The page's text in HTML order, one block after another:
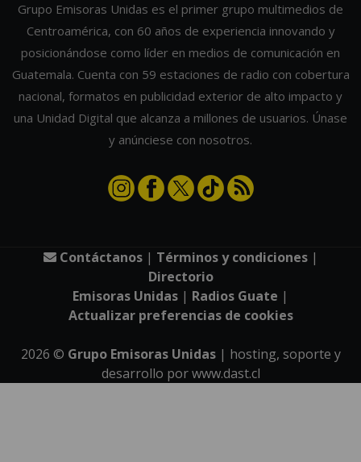
Grupo Emisoras Unidas es el primer grupo multimedios de
Centroamérica, con 60 años de experiencia innovando y
posicionándose como líder en medios de comunicación en
Guatemala. Cuenta con 59 estaciones de radio con cobertura
nacional, formatos en publicidad exterior de alto impacto y
una Unidad Digital que alcanza a millones de usuarios. Únase
y anúnciese con nosotros.
Contáctanos| Términos y condiciones|
Directorio
Emisoras Unidas | Radios Guate |
Actualizar preferencias de cookies
2026 © Grupo Emisoras Unidas| hosting, soporte y
desarrollo porwww.dast.cl